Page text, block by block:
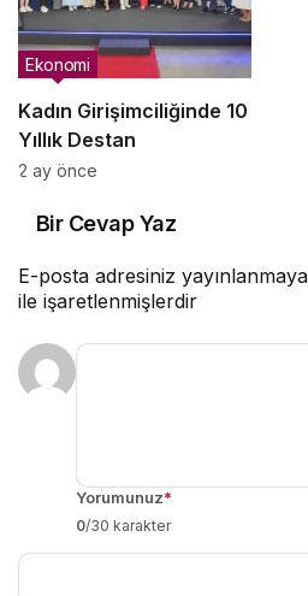
Kadın Girişimciliğinde 10
Yıllık Destan
Ekonomi
2 ay önce
Bir Cevap Yaz
E-posta adresiniz
ile işaretlenmişlerdir
Yorumunuz*
0/30 karakter